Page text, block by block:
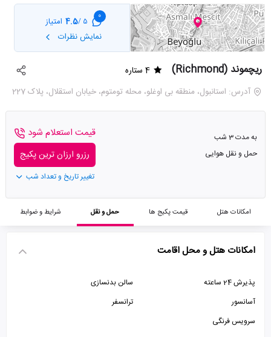
0
5 /
4.5 امتیاز
نمایش نظرات
ریچموند (Richmond)
4 ستاره
آدرس: استانبول، منطقه بی اوغلو، محله تومتوم، خیابان استقلال، پلاک 227
به مدت 3 شب
حمل و نقل هوایی
قیمت استعلام شود
رزرو ارزان ترین پکیج
تغییر تاریخ و تعداد شب
امکانات هتل قیمت پکیج ها حمل و نقل شرایط و ضوابط
امکانات هتل و محل اقامت
پذیرش 24 ساعته
سالن بدنسازی
آسانسور
ترانسفر
سرویس فرنگی